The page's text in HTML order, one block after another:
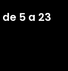
5 a 23